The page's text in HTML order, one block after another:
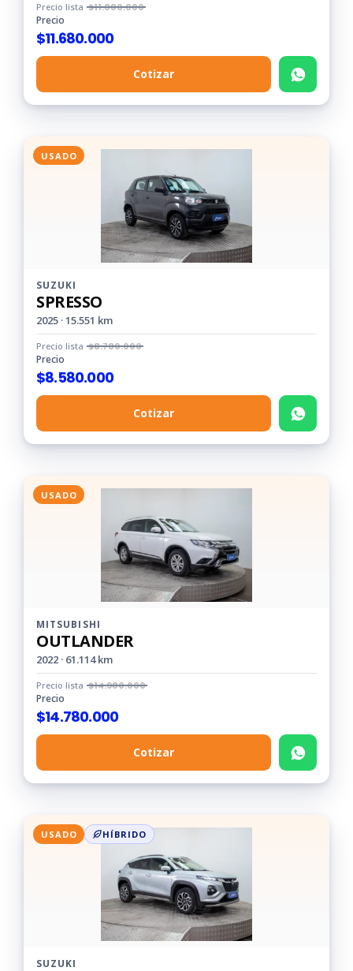
Precio lista $11.880.000
Precio
$11.680.000
Cotizar
USADO
SUZUKI
SPRESSO
2025 · 15.551 km
Precio lista $8.780.000
Precio
$8.580.000
Cotizar
USADO
MITSUBISHI
OUTLANDER
2022 · 61.114 km
Precio lista $14.980.000
Precio
$14.780.000
Cotizar
USADO HÍBRIDO
SUZUKI